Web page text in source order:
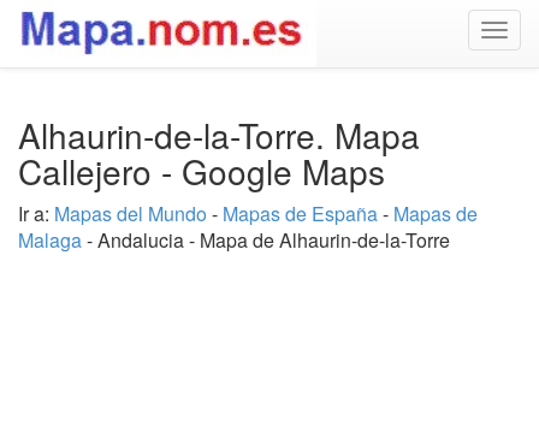
Alhaurin-de-la-Torre. Mapa
Callejero - Google Maps
Ir a: Mapas del Mundo - Mapas de España- Mapas de
Malaga- Andalucia - Mapa de Alhaurin-de-la-Torre